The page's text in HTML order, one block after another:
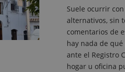
Suele ocurrir
alternativos, sin
comentarios de
hay nada de
ante el Registro
hogar u oficina